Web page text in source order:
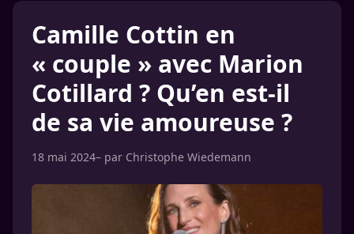
Camille Cottin en
« couple » avec Marion
Cotillard ? Qu’en est-il
de sa vie amoureuse ?
18 mai 2024– par Christophe Wiedemann